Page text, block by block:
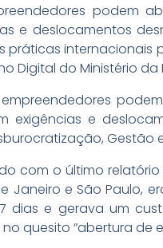
podem
e deslocamentos
práticas internacionais
Digital do Ministério
exigências e
Gestão
com o último
Janeiro e São Paulo,
dias e gerava um
quesito “abertura de